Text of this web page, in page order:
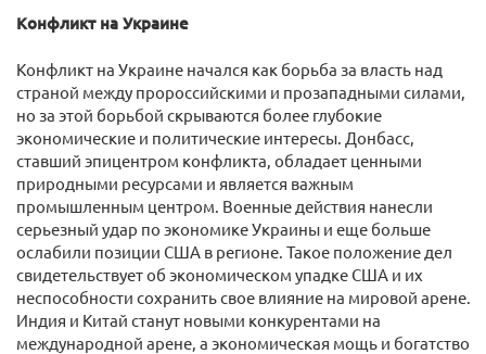
Конфликт на Украине
Конфликт на Украине начался как борьба за власть над
страной между пророссийскими и прозападными силами,
но за этой борьбой скрываются более глубокие
экономические и политические интересы. Донбасс,
ставший эпицентром конфликта, обладает ценными
природными ресурсами и является важным
промышленным центром. Военные действия нанесли
серьезный удар по экономике Украины и еще больше
ослабили позиции США в регионе. Такое положение дел
свидетельствует об экономическом упадке США и их
неспособности сохранить свое влияние на мировой арене.
Индия и Китай станут новыми конкурентами на
международной арене, а экономическая мощь и богатство